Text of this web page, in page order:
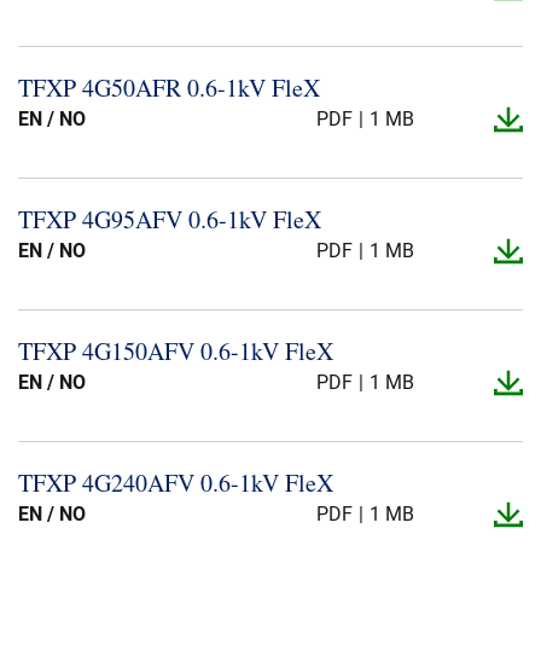
TFXP 4G50AFR 0.​6-​1kV FleX
EN / NO PDF 1 MB
TFXP 4G95AFV 0.​6-​1kV FleX
EN / NO PDF 1 MB
TFXP 4G150AFV 0.​6-​1kV FleX
EN / NO PDF 1 MB
TFXP 4G240AFV 0.​6-​1kV FleX
EN / NO PDF 1 MB